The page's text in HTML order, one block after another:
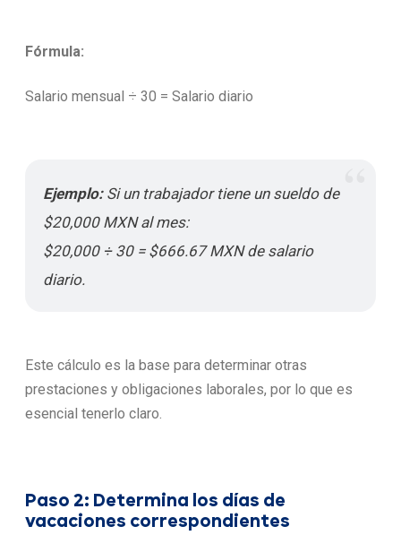
Fórmula:
Salario mensual ÷ 30 = Salario diario
Ejemplo:Si un trabajador tiene un sueldo de
$20,000 MXN al mes:
$20,000 ÷ 30 = $666.67 MXN de salario
diario.
Este cálculo es la base para determinar otras
prestaciones y obligaciones laborales, por lo que es
esencial tenerlo claro.
Paso 2: Determina los días de
vacaciones correspondientes